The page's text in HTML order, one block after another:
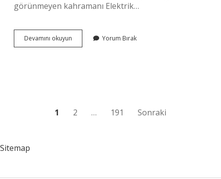
görünmeyen kahramanı Elektrik…
Devamını okuyun
BTU
yakar
?
Yorum Bırak
1 2 … 191 Sonraki
Sitemap